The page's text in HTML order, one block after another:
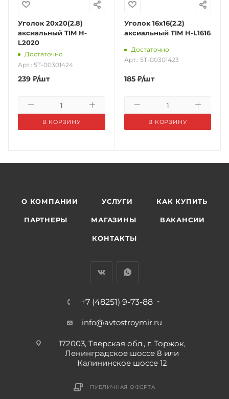
Уголок 20х20(2.8)
аксиальный TIM H-
L2020
Достаточно
Арт.: 5Т-00301424
239 ₽/шт
В КОРЗИНУ
Уголок 16х16(2.2)
аксиальный TIM H-L1616
Достаточно
Арт.: 5Т-00301423
185₽/шт
В КОРЗИНУ
О КОМПАНИИ УСЛУГИ КАК КУПИТЬ
ПАРТНЕРЫ МАГАЗИНЫ ВАКАНСИИ
КОНТАКТЫ
+7 (48251) 9-73-88
info@avtostroymir.ru
172003, Тверская обл., г. Торжок,
Ленинградское шоссе 8 или
Калининское шоссе 12
ПУБЛИЧНАЯ ОФЕРТА